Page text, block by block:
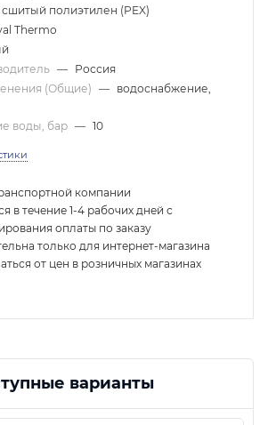
сшитый полиэтилен (PEX)
Thermo
— Россия
(Общие) — водоснабжение,
воды, бар — 10
компании
в течение 1-4 рабочих дней с
оплаты по заказу
только для интернет-магазина
от цен в розничных магазинах
варианты